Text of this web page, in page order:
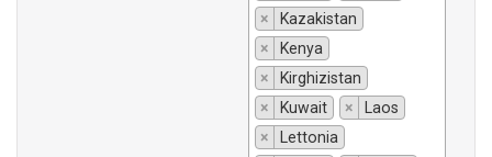
×
Kazakistan
×
Kenya
×
Kirghizistan
×
Kuwait ×
Laos
×
Lettonia